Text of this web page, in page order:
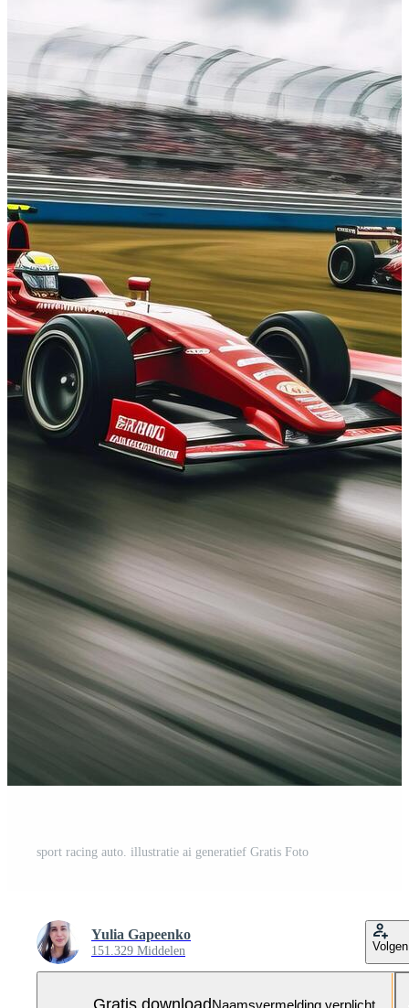
sport racing auto. illustratie ai generatief Gratis Foto
Yulia Gapeenko
151.329 Middelen Volgen
Gratis downloadNaamsvermelding verplicht